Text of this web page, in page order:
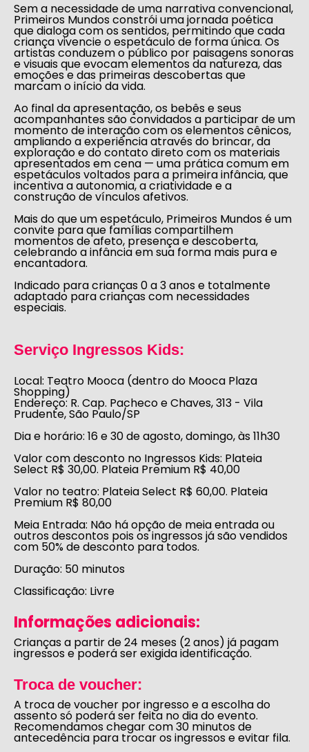
Sem a necessidade de uma narrativa convencional,
Primeiros Mundos constrói uma jornada poética
que dialoga com os sentidos, permitindo que cada
criança vivencie o espetáculo de forma única. Os
artistas conduzem o público por paisagens sonoras
e visuais que evocam elementos da natureza, das
emoções e das primeiras descobertas que
marcam o início da vida.
Ao final da apresentação, os bebês e seus
acompanhantes são convidados a participar de um
momento de interação com os elementos cênicos,
ampliando a experiência através do brincar, da
exploração e do contato direto com os materiais
apresentados em cena — uma prática comum em
espetáculos voltados para a primeira infância, que
incentiva a autonomia, a criatividade e a
construção de vínculos afetivos.
Mais do que um espetáculo, Primeiros Mundos é um
convite para que famílias compartilhem
momentos de afeto, presença e descoberta,
celebrando a infância em sua forma mais pura e
encantadora.
Indicado para crianças 0 a 3 anose totalmente
adaptado para crianças com necessidades
especiais.
Serviço Ingressos Kids:
Local: Teatro Mooca (dentro do Mooca Plaza
Shopping)
Endereço: R. Cap. Pacheco e Chaves, 313 - Vila
Prudente, São Paulo/SP
Dia e horário: 16 e 30 de agosto, domingo, às 11h30
Valor com desconto no Ingressos Kids: Plateia
Select R$ 30,00. Plateia Premium R$ 40,00
Valor no teatro: Plateia Select R$ 60,00. Plateia
Premium R$ 80,00
Meia Entrada: Não há opção de meia entrada ou
outros descontos pois os ingressos já são vendidos
com 50% de desconto para todos.
Duração: 50 minutos
Classificação: Livre
Informações adicionais:
Crianças a partir de 24 meses (2 anos) já pagam
ingressos e poderá ser exigida identificação.
Troca de voucher:
A troca de voucher por ingresso e a escolha do
assento só poderá ser feita no dia do evento.
Recomendamos chegar com 30 minutos de
antecedência para trocar os ingressos e evitar fila.